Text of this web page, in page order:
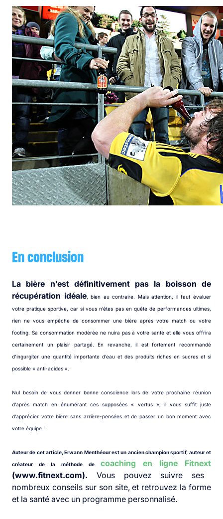
En conclusion
La bière n’est définitivement pas la boisson de
récupération idéale, bien au contraire. Mais attention, il faut évaluer
votre pratique sportive, car si vous n’êtes pas en quête de performances ultimes,
rien ne vous empêche de consommer une bière après votre match ou votre
footing. Sa consommation modérée ne nuira pas à votre santé et elle vous offrira
certainement un plaisir partagé. En revanche, il est fortement recommandé
d’ingurgiter une quantité importante d’eau et des produits riches en sucres et si
possible « anti-acides ».
Nul besoin de vous donner bonne conscience lors de votre prochaine réunion
d’après match en énumérant ces supposées « vertus », il vous suffit juste
d’apprécier votre bière sans arrière-pensées et de passer un bon moment avec
votre équipe !
Auteur de cet article, Erwann Menthéour est un ancien champion sportif, auteur et
créateur de la méthode de coaching en ligne Fitnext
(www.fitnext.com). Vous pouvez suivre ses
nombreux conseils sur son site, et retrouvez la forme
et la santé avec un programme personnalisé.